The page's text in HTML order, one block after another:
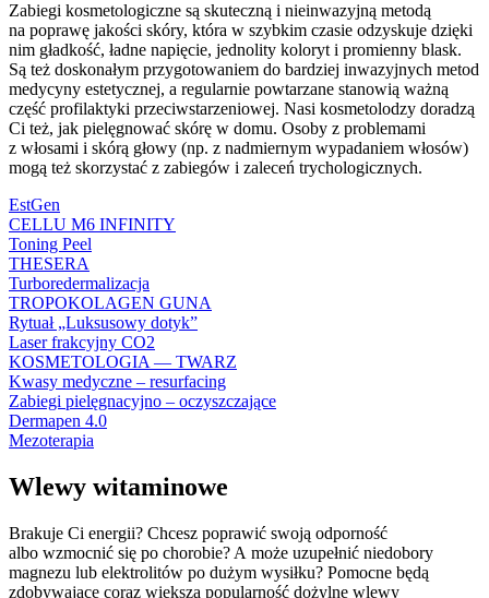
Zabiegi kosmetologiczne są skuteczną i nieinwazyjną metodą
na poprawę jakości skóry, która w szybkim czasie odzyskuje dzięki
nim gładkość, ładne napięcie, jednolity koloryt i promienny blask.
Są też doskonałym przygotowaniem do bardziej inwazyjnych metod
medycyny estetycznej, a regularnie powtarzane stanowią ważną
część profilaktyki przeciwstarzeniowej. Nasi kosmetolodzy doradzą
Ci też, jak pielęgnować skórę w domu. Osoby z problemami
z włosami i skórą głowy (np. z nadmiernym wypadaniem włosów)
mogą też skorzystać z zabiegów i zaleceń trychologicznych.
EstGen
CELLU M6 INFINITY
Toning Peel
THESERA
Turboredermalizacja
TROPOKOLAGEN GUNA
Rytuał „Luksusowy dotyk”
Laser frakcyjny CO2
KOSMETOLOGIA — TWARZ
Kwasy medyczne – resurfacing
Zabiegi pielęgnacyjno – oczyszczające
Dermapen 4.0
Mezoterapia
Wlewy witaminowe
Brakuje Ci energii? Chcesz poprawić swoją odporność
albo wzmocnić się po chorobie? A może uzupełnić niedobory
magnezu lub elektrolitów po dużym wysiłku? Pomocne będą
zdobywające coraz większą popularność dożylne wlewy